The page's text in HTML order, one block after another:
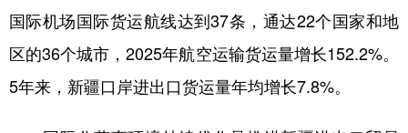
多语种频道
English Español Français عربى
Русский язык 日本語 한국어
国际机场国际货运航线达到37条，通达22个国家和地
区的36个城市，2025年航空运输货运量增长152.2%。
5年来，新疆口岸进出口货运量年均增长7.8%。